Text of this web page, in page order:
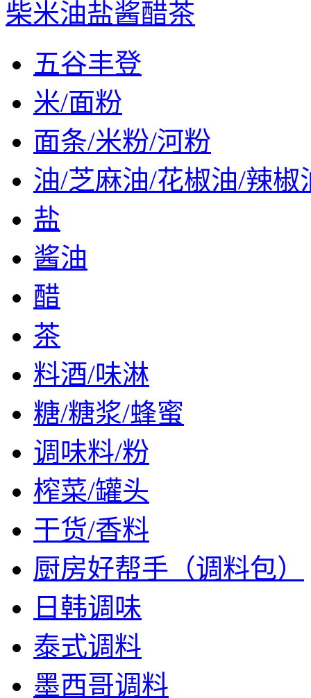
柴米油盐酱醋茶
五谷丰登
米/面粉
面条/米粉/河粉
油/芝麻油/花椒油/辣椒
盐
酱油
醋
茶
料酒/味淋
糖/糖浆/蜂蜜
调味料/粉
榨菜/罐头
干货/香料
厨房好帮手（调料包）
日韩调味
泰式调料
墨西哥调料